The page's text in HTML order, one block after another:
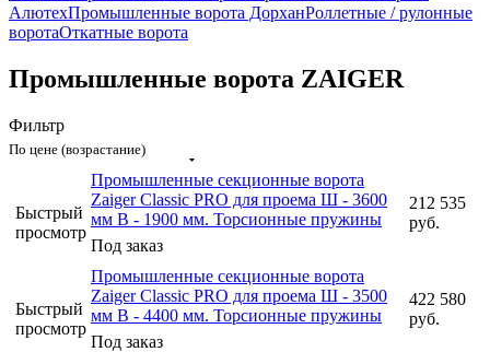
АлютехПромышленные ворота ДорханРоллетные / рулонные
воротаОткатные ворота
Промышленные ворота ZAIGER
Фильтр
По цене (возрастание)
Быстрый
просмотр
Промышленные секционные ворота
Zaiger Classic PRO для проема Ш - 3600
мм В - 1900 мм. Торсионные пружины
Под заказ
212 535
руб.
Быстрый
просмотр
Промышленные секционные ворота
Zaiger Classic PRO для проема Ш - 3500
мм В - 4400 мм. Торсионные пружины
Под заказ
422 580
руб.